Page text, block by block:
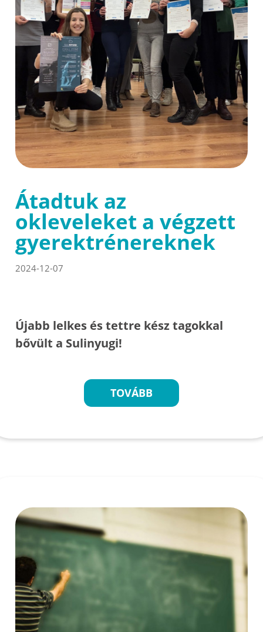
Átadtuk az
okleveleket a végzett
gyerektrénereknek
2024-12-07
Újabb lelkes és tettre kész tagokkal
bővült a Sulinyugi!
TOVÁBB